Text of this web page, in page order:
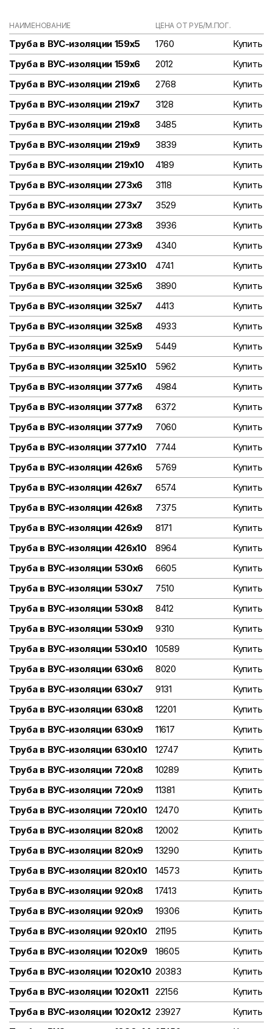
НАИМЕНОВАНИЕ ЦЕНА ОТ РУБ/М.ПОГ.
Труба в ВУС-изоляции 159х5 1760
Купить
Труба в ВУС-изоляции 159х6
2012
Купить
Труба в ВУС-изоляции 219х6
2768
Купить
Труба в ВУС-изоляции 219х7
3128
Купить
Труба в ВУС-изоляции 219х8
3485
Купить
Труба в ВУС-изоляции 219х9
3839
Купить
Труба в ВУС-изоляции 219х10
4189
Купить
Труба в ВУС-изоляции 273х6
3118
Купить
Труба в ВУС-изоляции 273х7
3529
Купить
Труба в ВУС-изоляции 273х8
3936
Купить
Труба в ВУС-изоляции 273х9
4340
Купить
Труба в ВУС-изоляции 273х10
4741
Купить
Труба в ВУС-изоляции 325х6
3890
Купить
Труба в ВУС-изоляции 325х7
4413
Купить
Труба в ВУС-изоляции 325х8
4933
Купить
Труба в ВУС-изоляции 325х9
5449
Купить
Труба в ВУС-изоляции 325х10
5962
Купить
Труба в ВУС-изоляции 377х6
4984
Купить
Труба в ВУС-изоляции 377х8
6372
Купить
Труба в ВУС-изоляции 377х9
7060
Купить
Труба в ВУС-изоляции 377х10
7744
Купить
Труба в ВУС-изоляции 426х6
5769
Купить
Труба в ВУС-изоляции 426х7
6574
Купить
Труба в ВУС-изоляции 426х8
7375
Купить
Труба в ВУС-изоляции 426х9
8171
Купить
Труба в ВУС-изоляции 426х10
8964
Купить
Труба в ВУС-изоляции 530х6
6605
Купить
Труба в ВУС-изоляции 530х7
7510
Купить
Труба в ВУС-изоляции 530х8
8412
Купить
Труба в ВУС-изоляции 530х9
9310
Купить
Труба в ВУС-изоляции 530х10
10589
Купить
Труба в ВУС-изоляции 630х6
8020
Купить
Труба в ВУС-изоляции 630х7
9131
Купить
Труба в ВУС-изоляции 630х8
12201
Купить
Труба в ВУС-изоляции 630х9
11617
Купить
Труба в ВУС-изоляции 630х10
12747
Купить
Труба в ВУС-изоляции 720х8
10289
Купить
Труба в ВУС-изоляции 720х9
11381
Купить
Труба в ВУС-изоляции 720х10
12470
Купить
Труба в ВУС-изоляции 820х8
12002
Купить
Труба в ВУС-изоляции 820х9
13290
Купить
Труба в ВУС-изоляции 820х10
14573
Купить
Труба в ВУС-изоляции 920х8
17413
Купить
Труба в ВУС-изоляции 920х9
19306
Купить
Труба в ВУС-изоляции 920х10
21195
Купить
Труба в ВУС-изоляции 1020х9
18605
Купить
Труба в ВУС-изоляции 1020х10 20383
Купить
Труба в ВУС-изоляции 1020х11 22156
Купить
Труба в ВУС-изоляции 1020х12 23927
Купить